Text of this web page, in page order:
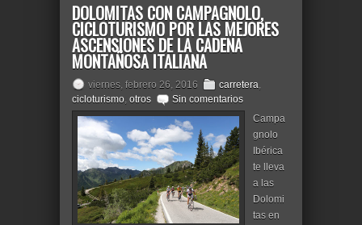
DOLOMITAS CON CAMPAGNOLO,
CICLOTURISMO POR LAS MEJORES
ASCENSIONES DE LA CADENA
MONTAÑOSA ITALIANA
viernes, febrero 26, 2016 carretera,
cicloturismo, otros
Sin comentarios
Campa
gnolo
Ibérica
te lleva
a las
Dolomi
tas en